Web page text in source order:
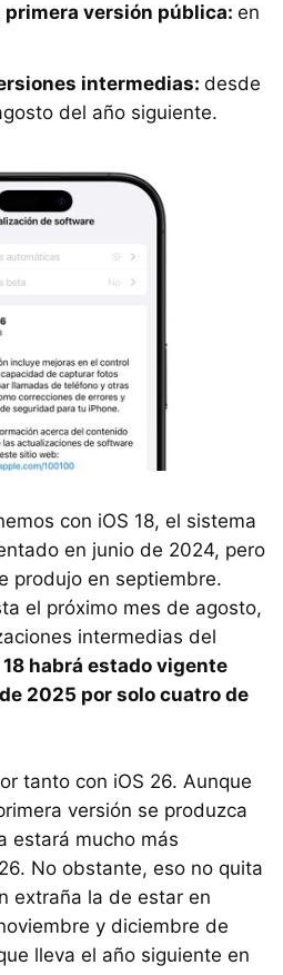
primera versión pública: en
intermedias: desde
del año siguiente.
con iOS 18, el sistema
en junio de 2024, pero
produjo en septiembre.
el próximo mes de agosto,
intermedias del
18 habrá estado vigente
2025 por solo cuatro de
tanto con iOS 26. Aunque
versión se produzca
estará mucho más
No obstante, eso no quita
extraña la de estar en
y diciembre de
lleva el año siguiente en